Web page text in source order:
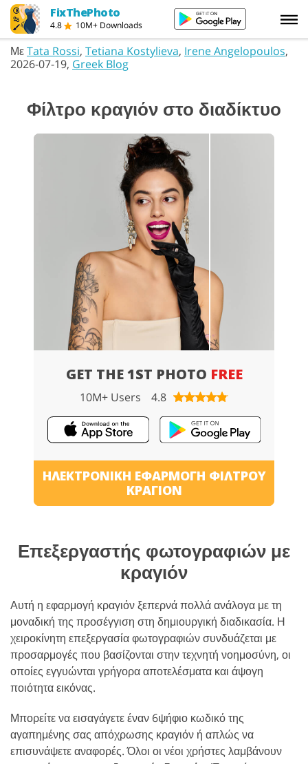
FixThePhoto
4.8 10M+ Downloads
ΜεTata Rossi, Tetiana Kostylieva, Irene Angelopoulos,
2026-07-19, Greek Blog
Φίλτρο κραγιόν στο διαδίκτυο
ΗΛΕΚΤΡΟΝΙΚΉ ΕΦΑΡΜΟΓΉ ΦΊΛΤΡΟΥ
ΚΡΑΓΙΌΝ
GET THE 1ST PHOTO FREE
10M+ Users 4.8
Επεξεργαστής φωτογραφιών με
κραγιόν
Αυτή η εφαρμογή κραγιόν ξεπερνά πολλά ανάλογα με τη
μοναδική της προσέγγιση στη δημιουργική διαδικασία. Η
χειροκίνητη επεξεργασία φωτογραφιών συνδυάζεται με
προσαρμογές που βασίζονται στην τεχνητή νοημοσύνη, οι
οποίες εγγυώνται γρήγορα αποτελέσματα και άψογη
ποιότητα εικόνας.
Μπορείτε να εισαγάγετε έναν 6ψήφιο κωδικό της
αγαπημένης σας απόχρωσης κραγιόν ή απλώς να
επισυνάψετε αναφορές. Όλοι οι νέοι χρήστες λαμβάνουν